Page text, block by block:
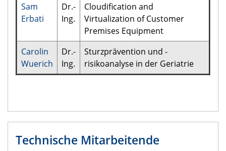
Sam
Erbati
Dr.-
Ing.
Cloudification and
Virtualization of Customer
Premises Equipment
Carolin
Wuerich
Dr.-
Ing.
Sturzprävention und -
risikoanalyse in der Geriatrie
Technische Mitarbeitende